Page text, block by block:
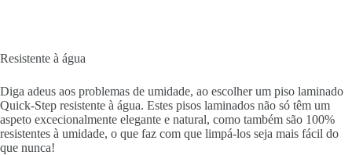
Resistente à água
Diga adeus aos problemas de umidade, ao escolher um piso laminado
Quick-Step resistente à água. Estes pisos laminados não só têm um
aspeto excecionalmente elegante e natural, como também são 100%
resistentes à umidade, o que faz com que limpá-los seja mais fácil do
que nunca!